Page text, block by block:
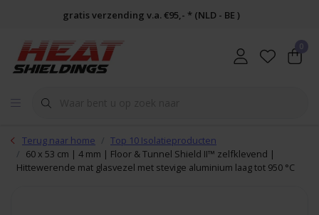
gratis verzending v.a. €95,- * (NLD - BE )
0
Terug naar home
Top 10 Isolatieproducten
60 x 53 cm | 4 mm | Floor & Tunnel Shield II™ zelfklevend |
Hittewerende mat glasvezel met stevige aluminium laag tot 950 °C